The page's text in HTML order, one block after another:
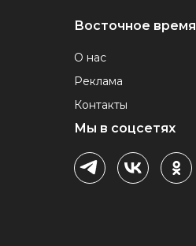
Восточное время
О нас
Реклама
Контакты
Мы в соцсетях